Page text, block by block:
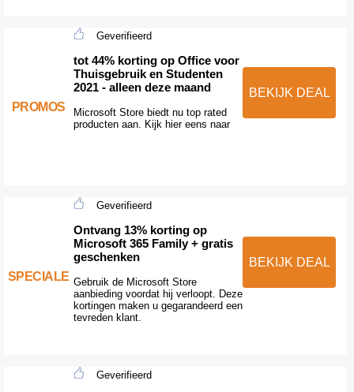
PROMOS
Geverifieerd
tot 44% korting op Office voor
Thuisgebruik en Studenten
2021 - alleen deze maand
Microsoft Store biedt nu top rated
producten aan. Kijk hier eens naar
BEKIJK DEAL
SPECIALE
Geverifieerd
Ontvang 13% korting op
Microsoft 365 Family + gratis
geschenken
Gebruik de Microsoft Store
aanbieding voordat hij verloopt. Deze
kortingen maken u gegarandeerd een
tevreden klant.
BEKIJK DEAL
Geverifieerd